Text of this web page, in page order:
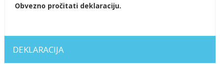
Obvezno pročitati deklaraciju.
DEKLARACIJA